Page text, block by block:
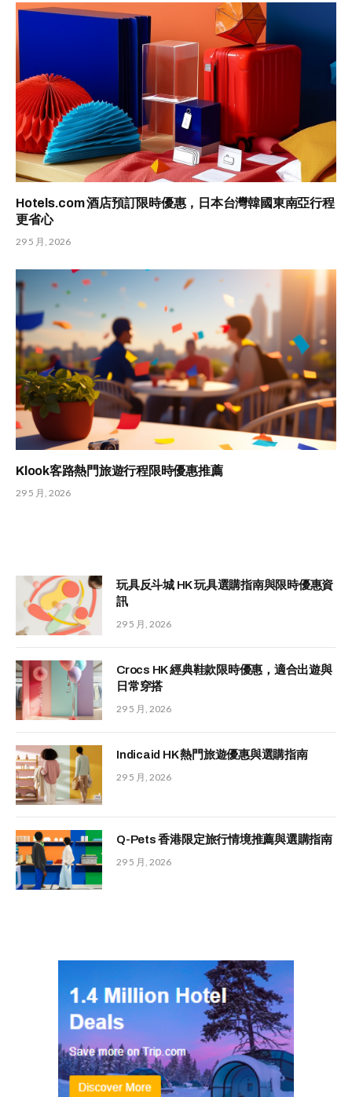
Hotels.com 酒店預訂限時優惠，日本台灣韓國東南亞行程
更省心
29 5 月, 2026
Klook客路熱門旅遊行程限時優惠推薦
29 5 月, 2026
玩具反斗城 HK 玩具選購指南與限時優惠資
訊
29 5 月, 2026
Crocs HK 經典鞋款限時優惠，適合出遊與
日常穿搭
29 5 月, 2026
Indicaid HK 熱門旅遊優惠與選購指南
29 5 月, 2026
Q-Pets 香港限定旅行情境推薦與選購指南
29 5 月, 2026